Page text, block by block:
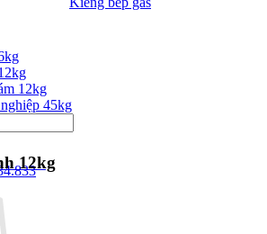
12kg
45kg
12kg